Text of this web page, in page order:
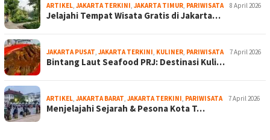
ARTIKEL JAKARTA TERKINI JAKARTA TIMUR PARIWISATA 8 April 2026
Jelajahi Tempat Wisata Gratis di Jakarta…
JAKARTA PUSAT JAKARTA TERKINI KULINER PARIWISATA 7 April 2026
Bintang Laut Seafood PRJ: Destinasi Kuli…
ARTIKEL JAKARTA BARAT JAKARTA TERKINI PARIWISATA 7 April 2026
Menjelajahi Sejarah & Pesona Kota T…